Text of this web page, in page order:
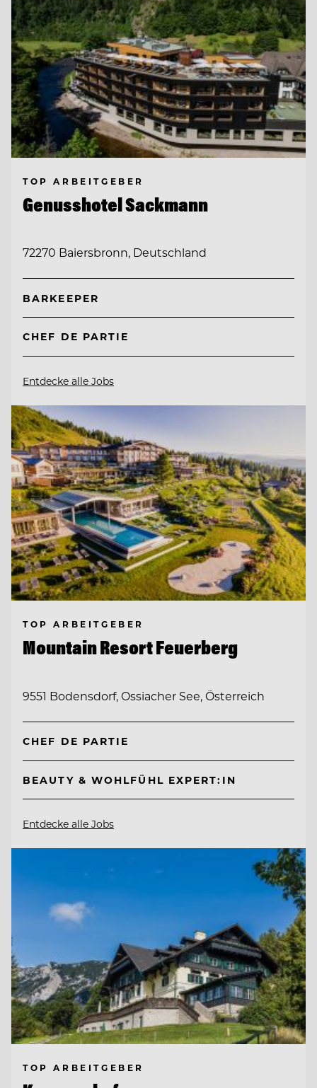
TOP ARBEITGEBER
Genusshotel Sackmann
72270 Baiersbronn, Deutschland
BARKEEPER
CHEF DE PARTIE
Entdecke alle Jobs
TOP ARBEITGEBER
Mountain Resort Feuerberg
9551 Bodensdorf, Ossiacher See, Österreich
CHEF DE PARTIE
BEAUTY & WOHLFÜHL EXPERT:IN
Entdecke alle Jobs
TOP ARBEITGEBER